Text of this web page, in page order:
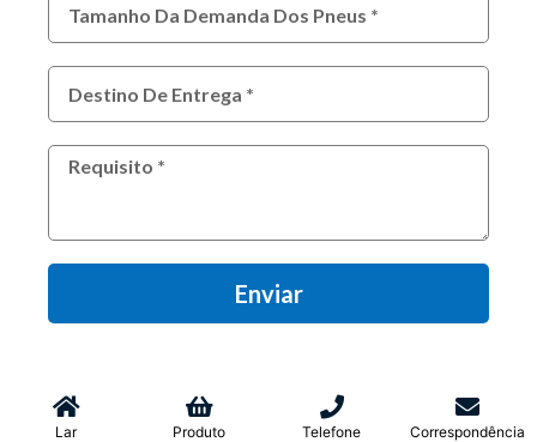
Enviar
Lar Produto Telefone Correspondência